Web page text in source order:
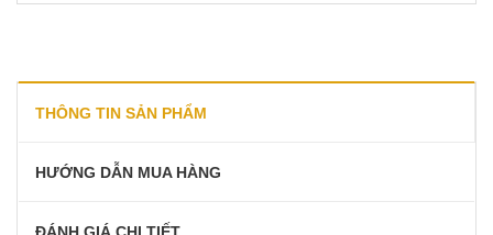
THÔNG TIN SẢN PHẨM
HƯỚNG DẪN MUA HÀNG